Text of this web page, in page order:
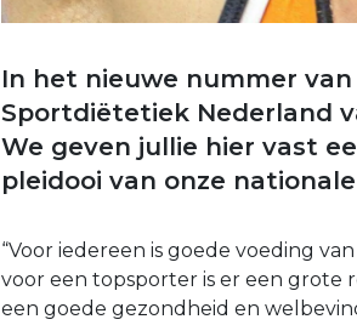
In het nieuwe nummer
Sportdiëtetiek Nederland
We geven jullie hier vast
pleidooi van onze
“Voor iedereen is goede voeding
voor een topsporter is er een grote
een goede gezondheid en